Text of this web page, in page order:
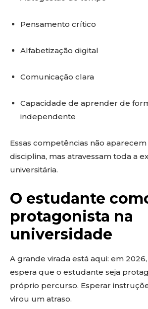
Pensamento crítico
Alfabetização digital
Comunicação clara
Capacidade de aprender de
independente
Essas competências não
disciplina, mas atravessam toda a
universitária.
O estudante
protagonista na
universidade
A grande virada está aqui: em
espera que o estudante seja
próprio percurso. Esperar
virou um atraso.